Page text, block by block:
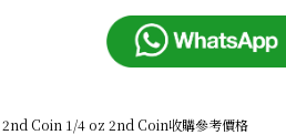
Coin 1/4 oz 2nd Coin收購參考價格